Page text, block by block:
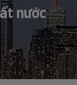
nước